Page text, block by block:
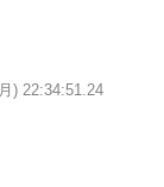
) 22:34:51.24